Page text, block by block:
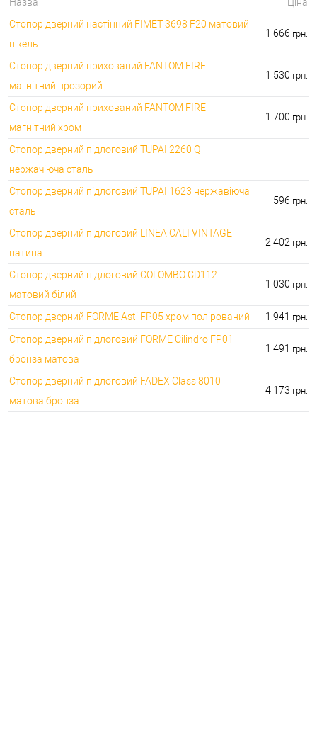
⭐Сигналізація AJAX:
🔑 самий дешевий: грн. самий дорогий: грн.
Стопор дверний настінний FIMET 3698 F20 матовий
нікель
1 666 грн.
Стопор дверний прихований FANTOM FIRE
магнітний прозорий
1 530 грн.
Стопор дверний прихований FANTOM FIRE
магнітний хром
1 700 грн.
Стопор дверний підлоговий TUPAI 2260 Q
нержачіюча сталь
Стопор дверний підлоговий TUPAI 1623 нержавіюча
сталь
596 грн.
Стопор дверний підлоговий LINEA CALI VINTAGE
патина
2 402 грн.
Стопор дверний підлоговий COLOMBO CD112
матовий білий
1 030 грн.
Стопор дверний FORME Asti FP05 хром полірований 1 941 грн.
Стопор дверний підлоговий FORME Cilindro FP01
бронза матова
1 491 грн.
Стопор дверний підлоговий FADEX Class 8010
матова бронза
4 173 грн.